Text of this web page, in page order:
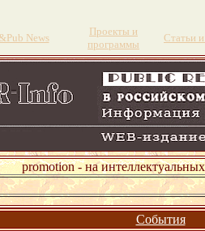
News
Проекты и
программы
Статьи
- на
События